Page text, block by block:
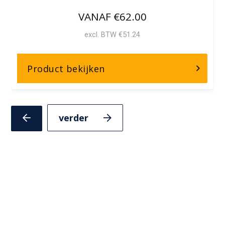
VANAF €62.00
excl. BTW €51.24
Product bekijken
Jute
Vorige
slide
Volgende